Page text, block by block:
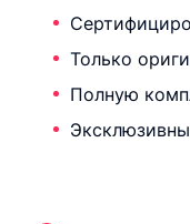
Только
Полную